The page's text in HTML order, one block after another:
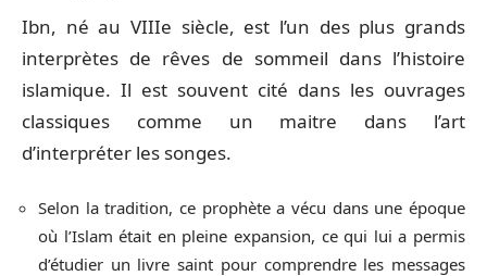
Ibn, né au VIIIe siècle, est l’un des plus grands
interprètes de rêves de sommeil dans l’histoire
islamique. Il est souvent cité dans les ouvrages
classiques comme un maitre dans l’art
d’interpréter les songes.
Selon la tradition, ce prophète a vécu dans une époque
où l’Islam était en pleine expansion, ce qui lui a permis
d’étudier un livre saint pour comprendre les messages